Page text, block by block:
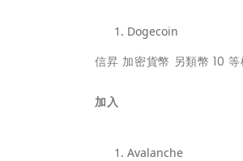
Dogecoin
信昇 加密貨幣 另類幣 10
加入
Avalanche